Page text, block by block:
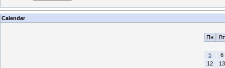
Calendar
Пн
Вт
5
6
12
13